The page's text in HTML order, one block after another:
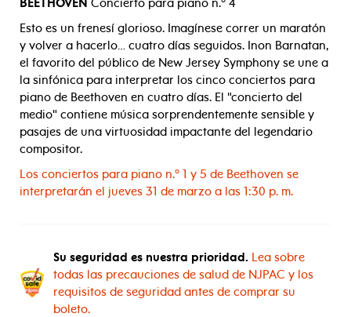
BEETHOVEN Concierto para piano n.º 4
Esto es un frenesí glorioso. Imagínese correr un maratón
y volver a hacerlo… cuatro días seguidos. Inon Barnatan,
el favorito del público de New Jersey Symphony se une a
la sinfónica para interpretar los cinco conciertos para
piano de Beethoven en cuatro días. El "concierto del
medio" contiene música sorprendentemente sensible y
pasajes de una virtuosidad impactante del legendario
compositor.
Los conciertos para piano n.º 1 y 5 de Beethoven se
interpretarán el jueves 31 de marzo a las 1:30 p. m.
Su seguridad es nuestra prioridad. Lea sobre
todas las precauciones de salud de NJPAC y los
requisitos de seguridad antes de comprar su
boleto.